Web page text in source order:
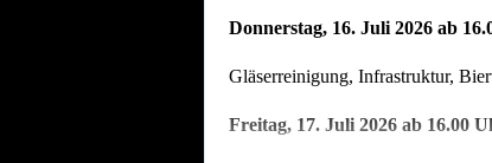
Donnerstag, 16. Juli 2026 ab
Gläserreinigung, Infrastruktur,
Freitag, 17. Juli 2026 ab 16.00